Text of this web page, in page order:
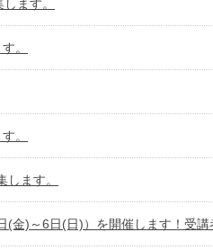
ます。
。
。
ます。
金)～6日(日)）を開催します！受講